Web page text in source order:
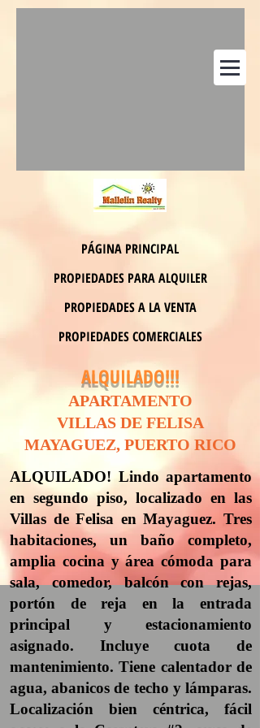
PÁGINA PRINCIPAL
PROPIEDADES PARA ALQUILER
PROPIEDADES A LA VENTA
PROPIEDADES COMERCIALES
ALQUILADO!!!
APARTAMENTO
VILLAS DE FELISA
MAYAGUEZ, PUERTO RICO
ALQUILADO! Lindo apartamento
en segundo piso, localizado en las
Villas de Felisa en Mayaguez. Tres
habitaciones, un baño completo,
amplia cocina y área cómoda para
sala, comedor, balcón con rejas,
portón de reja en la entrada
principal y estacionamiento
asignado. Incluye cuota de
mantenimiento. Tiene calentador de
agua, abanicos de techo y lámparas.
Localización bien céntrica, fácil